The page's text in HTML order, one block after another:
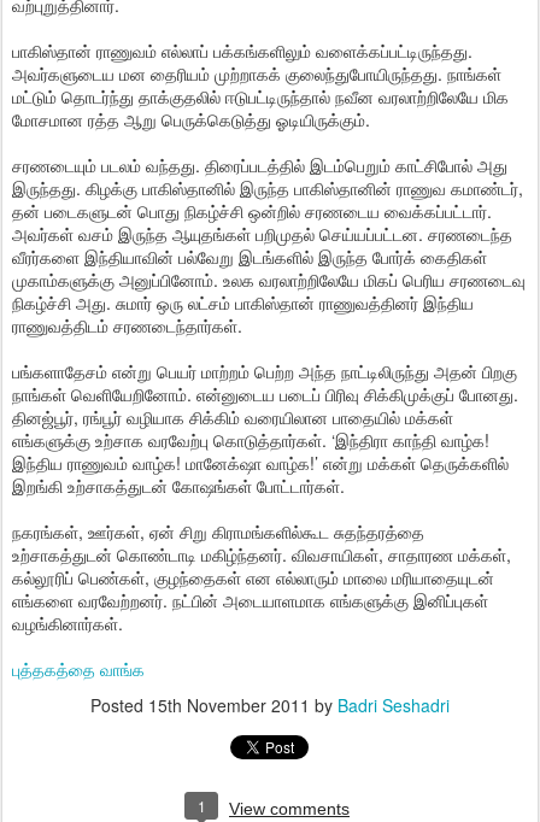
வற்புறுத்தினார்.
பாகிஸ்தான் ராணுவம் எல்லாப் பக்கங்களிலும் வளைக்கப்பட்டிருந்தது.
அவர்களுடைய மன தைரியம் முற்றாகக் குலைந்துபோயிருந்தது. நாங்கள்
மட்டும் தொடர்ந்து தாக்குதலில் ஈடுபட்டிருந்தால் நவீன வரலாற்றிலேயே மிக
மோசமான ரத்த ஆறு பெருக்கெடுத்து ஓடியிருக்கும்.
சரணடையும் படலம் வந்தது. திரைப்படத்தில் இடம்பெறும் காட்சிபோல் அது
இருந்தது. கிழக்கு பாகிஸ்தானில் இருந்த பாகிஸ்தானின் ராணுவ கமாண்டர்,
தன் படைகளுடன் பொது நிகழ்ச்சி ஒன்றில் சரணடைய வைக்கப்பட்டார்.
அவர்கள் வசம் இருந்த ஆயுதங்கள் பறிமுதல் செய்யப்பட்டன. சரணடைந்த
வீரர்களை இந்தியாவின் பல்வேறு இடங்களில் இருந்த போர்க் கைதிகள்
முகாம்களுக்கு அனுப்பினோம். உலக வரலாற்றிலேயே மிகப் பெரிய சரணடைவு
நிகழ்ச்சி அது. சுமார் ஒரு லட்சம் பாகிஸ்தான் ராணுவத்தினர் இந்திய
ராணுவத்திடம் சரணடைந்தார்கள்.
பங்களாதேசம் என்று பெயர் மாற்றம் பெற்ற அந்த நாட்டிலிருந்து அதன் பிறகு
நாங்கள் வெளியேறினோம். என்னுடைய படைப் பிரிவு சிக்கிமுக்குப் போனது.
தினஜ்பூர், ரங்பூர் வழியாக சிக்கிம் வரையிலான பாதையில் மக்கள்
எங்களுக்கு உற்சாக வரவேற்பு கொடுத்தார்கள். ‘இந்திரா காந்தி வாழ்க!
இந்திய ராணுவம் வாழ்க! மானேக்‌ஷா வாழ்க!’ என்று மக்கள் தெருக்களில்
இறங்கி உற்சாகத்துடன் கோஷங்கள் போட்டார்கள்.
நகரங்கள், ஊர்கள், ஏன் சிறு கிராமங்களில்கூட சுதந்தரத்தை
உற்சாகத்துடன் கொண்டாடி மகிழ்ந்தனர். விவசாயிகள், சாதாரண மக்கள்,
கல்லூரிப் பெண்கள், குழந்தைகள் என எல்லாரும் மாலை மரியாதையுடன்
எங்களை வரவேற்றனர். நட்பின் அடையாளமாக எங்களுக்கு இனிப்புகள்
வழங்கினார்கள்.
புத்தகத்தை வாங்க
Posted 15th November 2011 by Badri Seshadri
1 View comments